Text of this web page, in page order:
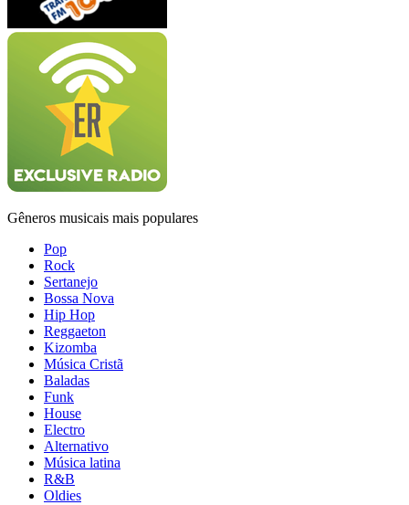
Gêneros musicais mais populares
Pop
Rock
Sertanejo
Bossa Nova
Hip Hop
Reggaeton
Kizomba
Música Cristã
Baladas
Funk
House
Electro
Alternativo
Música latina
R&B
Oldies